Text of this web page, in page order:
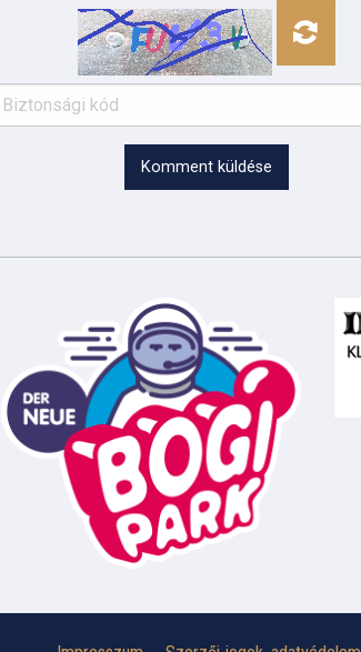
Komment küldése